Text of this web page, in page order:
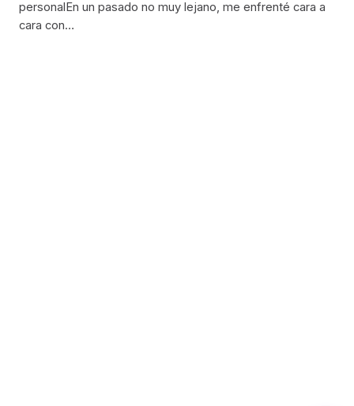
personalEn un pasado no muy lejano, me enfrenté cara a
cara con…